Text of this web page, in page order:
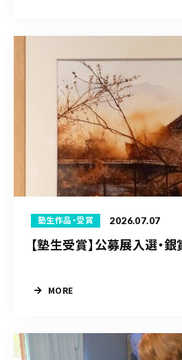
塾生作品・受賞 2026.07.07
【塾生受賞】公募展入選・銀
MORE